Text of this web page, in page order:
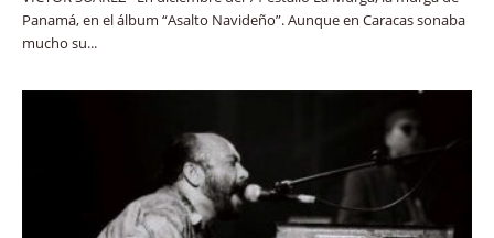
Panamá, en el álbum “Asalto Navideño”. Aunque en Caracas sonaba
mucho su...